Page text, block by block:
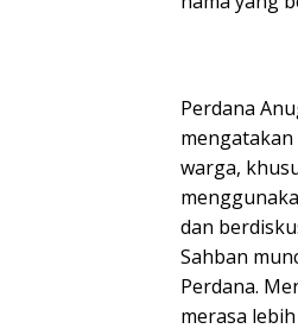
Perdana
mengatakan
warga,
dan
Sahban
Perdana.
merasa